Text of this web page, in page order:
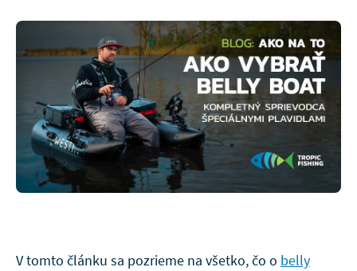
V tomto článku sa pozrieme na všetko, čo o belly